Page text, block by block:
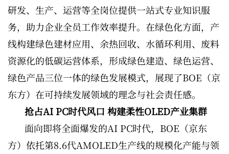
研发、生产、运营等全岗位提供一站式专业知识服
务，助力企业全员工作效率提升。在绿色化方面，产
线构建绿色建材应用、余热回收、水循环利用、废料
资源化的低碳运营体系，形成绿色建造、绿色运营、
绿色产品三位一体的绿色发展模式，展现了BOE（京
东方）在可持续发展领域的理念与社会责任感。
抢占AI PC时代风口 构建柔性OLED产业集群
面向即将全面爆发的AI PC时代，BOE（京东
方）依托第8.6代AMOLED生产线的规模化产能与领